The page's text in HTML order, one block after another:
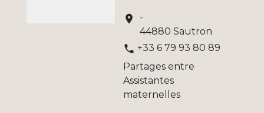
location_on
-
44880 Sautron
phone +33 6 79 93 80 89
Partages entre
Assistantes
maternelles